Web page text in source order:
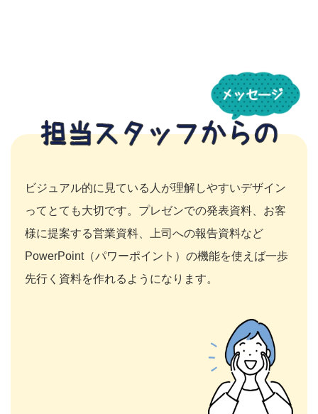
ビジュアル的に見ている人が理解しやすいデザイン
ってとても大切です。プレゼンでの発表資料、お客
様に提案する営業資料、上司への報告資料など
PowerPoint（パワーポイント）の機能を使えば一歩
先行く資料を作れるようになります。